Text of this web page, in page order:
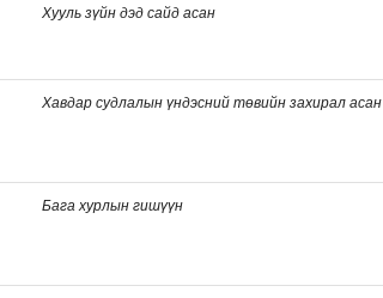
Хууль зүйн дэд сайд асан
Хавдар судлалын үндэсний төвийн захирал асан
Бага хурлын гишүүн